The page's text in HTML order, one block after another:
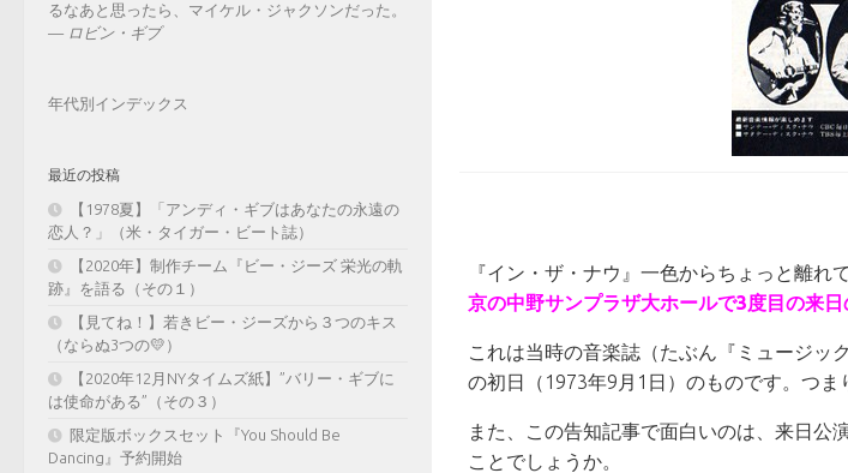
『イン・ザ・ナウ』一色からちょっと離れ
京の中野サンプラザ大ホールで3度目の来
これは当時の音楽誌（たぶん『ミュージッ
の初日（1973年9月1日）のものです。つま
また、この告知記事で面白いのは、来日公
ことでしょうか。
るなあと思ったら、マイケル・ジャクソンだった。
— ロビン・ギブ
年代別インデックス
最近の投稿
【1978夏】「アンディ・ギブはあなたの永遠の
恋人？」（米・タイガー・ビート誌）
【2020年】制作チーム『ビー・ジーズ 栄光の軌
跡』を語る（その１）
【見てね！】若きビー・ジーズから３つのキス
（ならぬ3つの💛）
【2020年12月NYタイムズ紙】”バリー・ギブに
は使命がある”（その３）
限定版ボックスセット『You Should Be
Dancing』予約開始